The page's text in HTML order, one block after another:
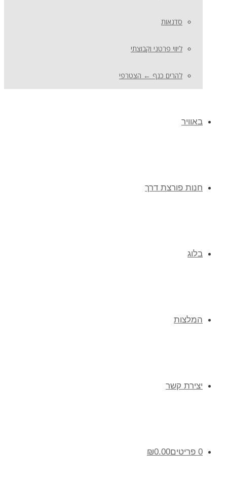
סדנאות
ליווי פרטני וקבוצתי
להרים כנף ← הצטרפי
באוויר
חנות פורצת דרך
בלוג
המלצות
יצירת קשר
0 פריטים ₪0.00